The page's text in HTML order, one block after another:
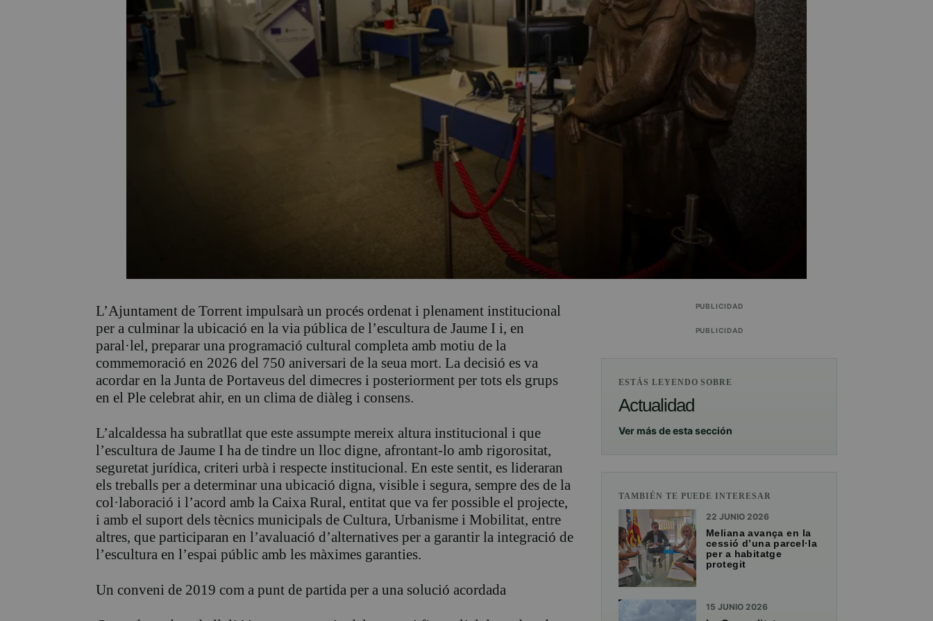
L’Ajuntament de Torrent impulsarà un procés ordenat i plenament institucional
per a culminar la ubicació en la via pública de l’escultura de Jaume I i, en
paral·lel, preparar una programació cultural completa amb motiu de la
commemoració en 2026 del 750 aniversari de la seua mort. La decisió es va
acordar en la Junta de Portaveus del dimecres i posteriorment per tots els grups
en el Ple celebrat ahir, en un clima de diàleg i consens.
L’alcaldessa ha subratllat que este assumpte mereix altura institucional i que
l’escultura de Jaume I ha de tindre un lloc digne, afrontant-lo amb rigorositat,
seguretat jurídica, criteri urbà i respecte institucional. En este sentit, es lideraran
els treballs per a determinar una ubicació digna, visible i segura, sempre des de la
col·laboració i l’acord amb la Caixa Rural, entitat que va fer possible el projecte,
i amb el suport dels tècnics municipals de Cultura, Urbanisme i Mobilitat, entre
altres, que participaran en l’avaluació d’alternatives per a garantir la integració de
l’escultura en l’espai públic amb les màximes garanties.
Un conveni de 2019 com a punt de partida per a una solució acordada
PUBLICIDAD
PUBLICIDAD
ESTÁS LEYENDO SOBRE
Actualidad
Ver más de esta sección
TAMBIÉN TE PUEDE INTERESAR
22 JUNIO 2026
Meliana avança en la
cessió d’una parcel·la
per a habitatge
protegit
15 JUNIO 2026